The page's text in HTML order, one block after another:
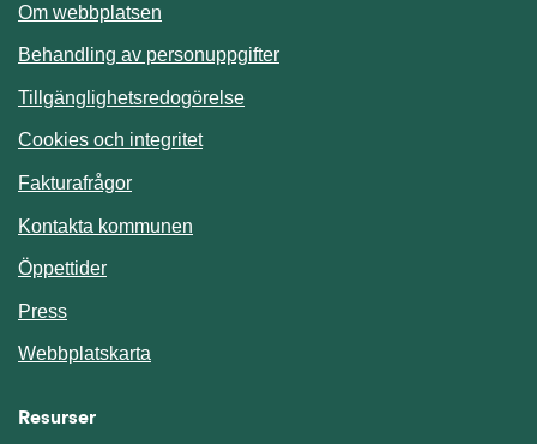
Om webbplatsen
Behandling av personuppgifter
Tillgänglighetsredogörelse
Cookies och integritet
Fakturafrågor
Kontakta kommunen
Öppettider
Press
Webbplatskarta
Resurser